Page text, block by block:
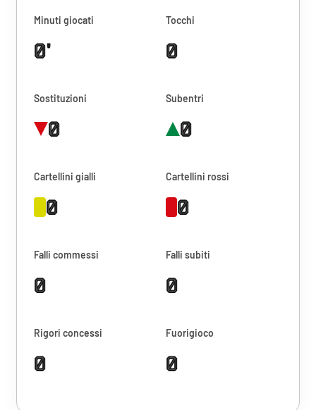
Minuti giocati
0'
Tocchi
0
Sostituzioni
0
Subentri
0
Cartellini gialli
0
Cartellini rossi
0
Falli commessi
0
Falli subiti
0
Rigori concessi
0
Fuorigioco
0